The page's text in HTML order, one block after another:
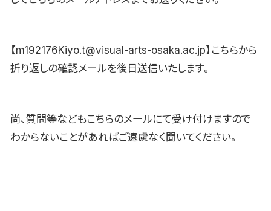
【m192176Kiyo.t@visual-arts-osaka.ac.jp】こちらから
折り返しの確認メールを後日送信いたします。
尚、質問等などもこちらのメールにて受け付けますので
わからないことがあればご遠慮なく聞いてください。